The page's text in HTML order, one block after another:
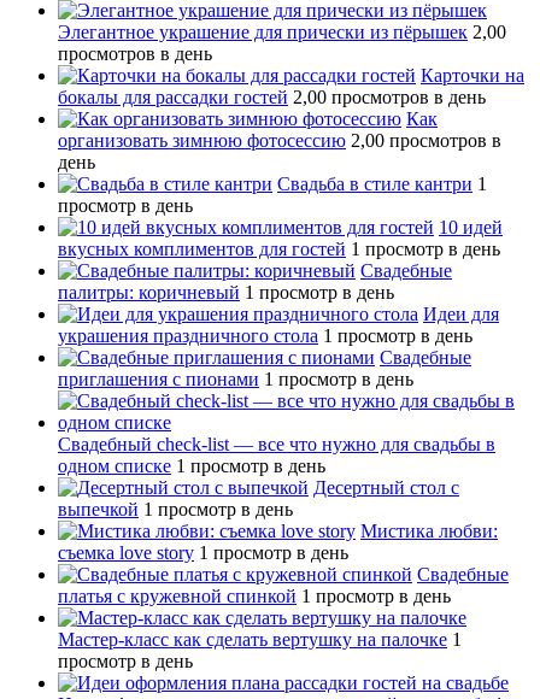
Элегантное украшение для прически из пёрышек 2,00
просмотров в день
Карточки на
бокалы для рассадки гостей 2,00 просмотров в день
Как
организовать зимнюю фотосессию 2,00 просмотров в
день
Свадьба в стиле кантри 1
просмотр в день
10 идей
вкусных комплиментов для гостей 1 просмотр в день
Свадебные
палитры: коричневый 1 просмотр в день
Идеи для
украшения праздничного стола 1 просмотр в день
Свадебные
приглашения с пионами 1 просмотр в день
Свадебный сheck-list — все что нужно для свадьбы в
одном списке 1 просмотр в день
Десертный стол с
выпечкой 1 просмотр в день
Мистика любви:
съемка love story 1 просмотр в день
Свадебные
платья с кружевной спинкой 1 просмотр в день
Мастер-класс как сделать вертушку на палочке 1
просмотр в день